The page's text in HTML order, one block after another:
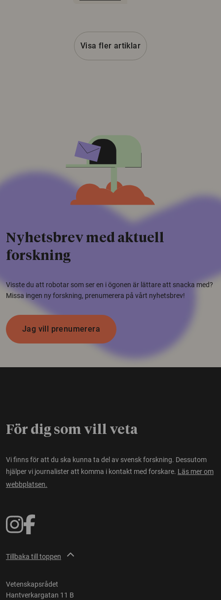
Visa fler artiklar
Nyhetsbrev med aktuell
forskning
Visste du att robotar som ser en i ögonen är lättare att snacka med?
Missa ingen ny forskning, prenumerera på vårt nyhetsbrev!
Jag vill prenumerera
För dig som vill veta
Vi finns för att du ska kunna ta del av svensk forskning. Dessutom
hjälper vi journalister att komma i kontakt med forskare. Läs mer om
webbplatsen.
Tillbaka till toppen
Vetenskapsrådet
Hantverkargatan 11 B